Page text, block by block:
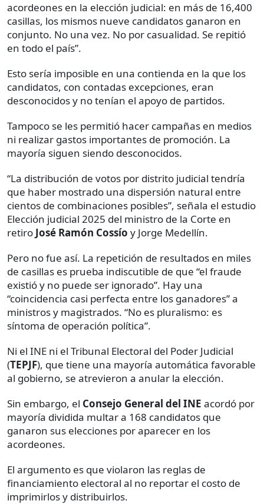
acordeones en la elección judicial: en más de 16,400
casillas, los mismos nueve candidatos ganaron en
conjunto. No una vez. No por casualidad. Se repitió
en todo el país”.
Esto sería imposible en una contienda en la que los
candidatos, con contadas excepciones, eran
desconocidos y no tenían el apoyo de partidos.
Tampoco se les permitió hacer campañas en medios
ni realizar gastos importantes de promoción. La
mayoría siguen siendo desconocidos.
“La distribución de votos por distrito judicial tendría
que haber mostrado una dispersión natural entre
cientos de combinaciones posibles”, señala el estudio
Elección judicial 2025 del ministro de la Corte en
retiro José Ramón Cossío y Jorge Medellín.
Pero no fue así. La repetición de resultados en miles
de casillas es prueba indiscutible de que “el fraude
existió y no puede ser ignorado”. Hay una
“coincidencia casi perfecta entre los ganadores” a
ministros y magistrados. “No es pluralismo: es
síntoma de operación política”.
Ni el INE ni el Tribunal Electoral del Poder Judicial
(TEPJF), que tiene una mayoría automática favorable
al gobierno, se atrevieron a anular la elección.
Sin embargo, el Consejo General del INE acordó por
mayoría dividida multar a 168 candidatos que
ganaron sus elecciones por aparecer en los
acordeones.
El argumento es que violaron las reglas de
financiamiento electoral al no reportar el costo de
imprimirlos y distribuirlos.